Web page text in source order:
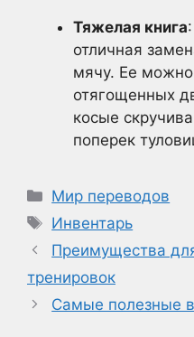
Тяжелая книга
отличная
мячу. Ее можно
отягощенных
косые
поперек
Рубрики
Мир переводов
Метки
Инвентарь
Преимущества
тренировок
Самые полезные